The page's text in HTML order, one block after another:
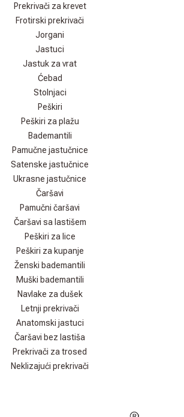
Prekrivači za krevet
Frotirski prekrivači
Jorgani
Jastuci
Jastuk za vrat
Ćebad
Stolnjaci
Peškiri
Peškiri za plažu
Bademantili
Pamučne jastučnice
Satenske jastučnice
Ukrasne jastučnice
Čaršavi
Pamučni čaršavi
Čaršavi sa lastišem
Peškiri za lice
Peškiri za kupanje
Ženski bademantili
Muški bademantili
Navlake za dušek
Letnji prekrivači
Anatomski jastuci
Čaršavi bez lastiša
Prekrivači za trosed
Neklizajući prekrivači